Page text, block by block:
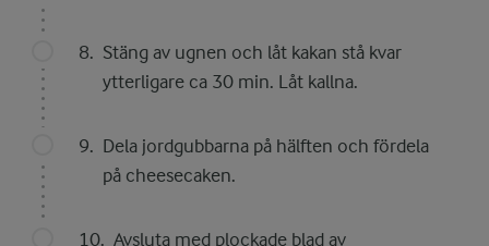
Stäng av ugnen och låt kakan stå kvar
ytterligare ca 30 min. Låt kallna.
Dela jordgubbarna på hälften och fördela
på cheesecaken.
Avsluta med plockade blad av